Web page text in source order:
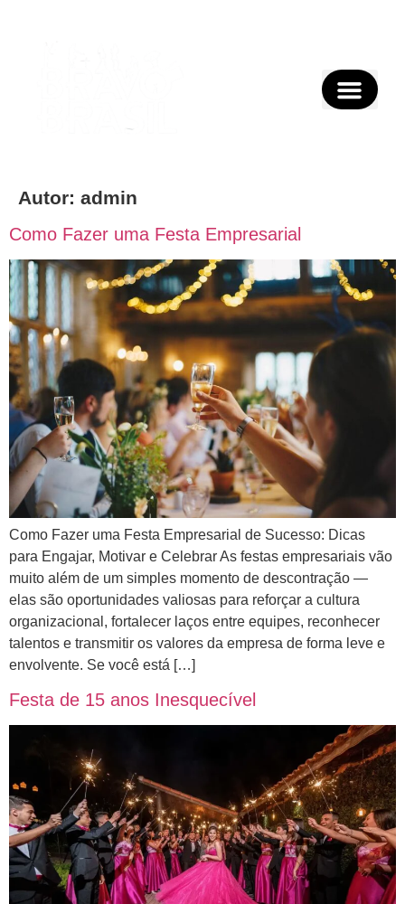
Autor: admin
Como Fazer uma Festa Empresarial
Como Fazer uma Festa Empresarial de Sucesso: Dicas
para Engajar, Motivar e Celebrar As festas empresariais vão
muito além de um simples momento de descontração —
elas são oportunidades valiosas para reforçar a cultura
organizacional, fortalecer laços entre equipes, reconhecer
talentos e transmitir os valores da empresa de forma leve e
envolvente. Se você está […]
Festa de 15 anos Inesquecível